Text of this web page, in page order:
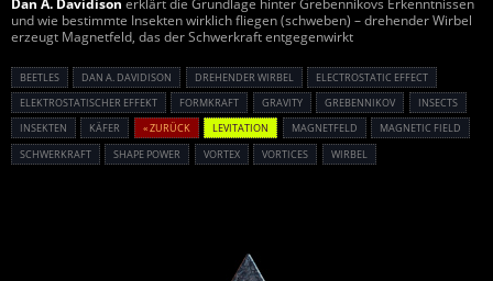
und wie bestimmte Insekten wirklich fliegen (schweben) – drehender Wirbel
erzeugt Magnetfeld, das der Schwerkraft entgegenwirkt
BEETLES DAN A. DAVIDISON DREHENDER WIRBEL
ELECTROSTATIC EFFECT
ELEKTROSTATISCHER EFFEKT
FORMKRAFT GRAVITY GREBENNIKOV
INSECTS
INSEKTEN
KÄFER « ZURÜCK LEVITATION MAGNETFELD
MAGNETIC FIELD
SCHWERKRAFT
SHAPE POWER VORTEX VORTICES WIRBEL